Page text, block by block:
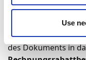
Use
wird der
hinzugefügt. Wenn
ausgefüllt wird,
des Dokuments in